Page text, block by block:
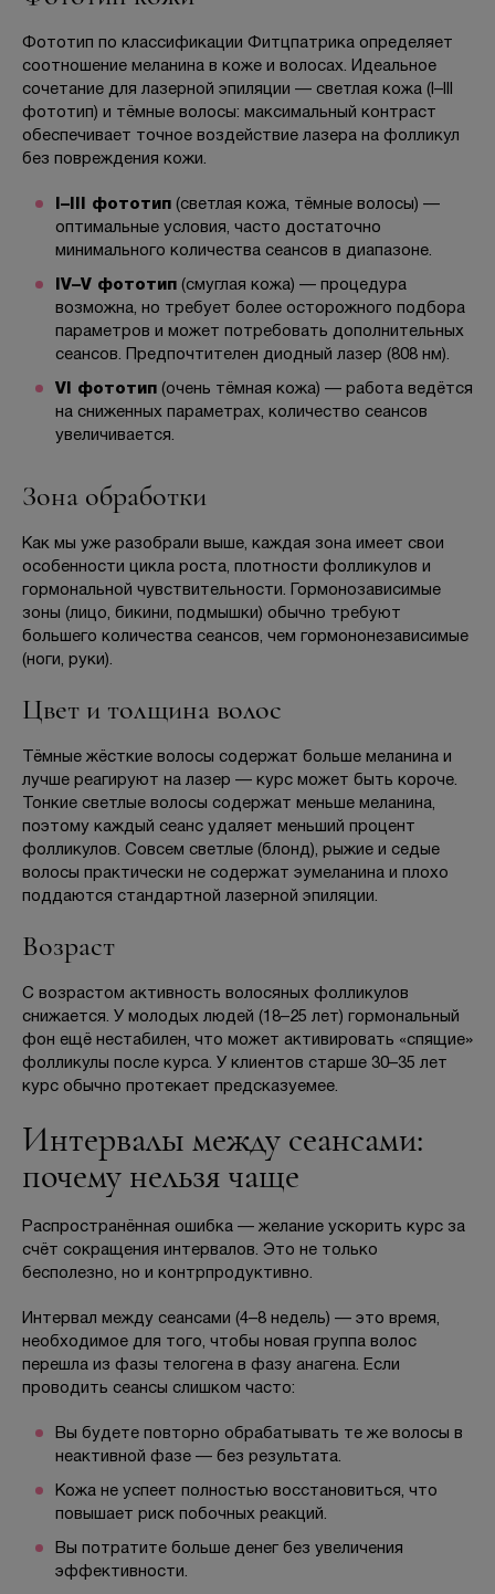
Фототип по классификации Фитцпатрика определяет
соотношение меланина в коже и волосах. Идеальное
сочетание для лазерной эпиляции — светлая кожа (I–III
фототип) и тёмные волосы: максимальный контраст
обеспечивает точное воздействие лазера на фолликул
без повреждения кожи.
I–III фототип (светлая кожа, тёмные волосы) —
оптимальные условия, часто достаточно
минимального количества сеансов в диапазоне.
IV–V фототип (смуглая кожа) — процедура
возможна, но требует более осторожного подбора
параметров и может потребовать дополнительных
сеансов. Предпочтителен диодный лазер (808 нм).
VI фототип (очень тёмная кожа) — работа ведётся
на сниженных параметрах, количество сеансов
увеличивается.
Зона обработки
Как мы уже разобрали выше, каждая зона имеет свои
особенности цикла роста, плотности фолликулов и
гормональной чувствительности. Гормонозависимые
зоны (лицо, бикини, подмышки) обычно требуют
большего количества сеансов, чем гормононезависимые
(ноги, руки).
Цвет и толщина волос
Тёмные жёсткие волосы содержат больше меланина и
лучше реагируют на лазер — курс может быть короче.
Тонкие светлые волосы содержат меньше меланина,
поэтому каждый сеанс удаляет меньший процент
фолликулов. Совсем светлые (блонд), рыжие и седые
волосы практически не содержат эумеланина и плохо
поддаются стандартной лазерной эпиляции.
Возраст
С возрастом активность волосяных фолликулов
снижается. У молодых людей (18–25 лет) гормональный
фон ещё нестабилен, что может активировать «спящие»
фолликулы после курса. У клиентов старше 30–35 лет
курс обычно протекает предсказуемее.
Интервалы между сеансами:
почему нельзя чаще
Распространённая ошибка — желание ускорить курс за
счёт сокращения интервалов. Это не только
бесполезно, но и контрпродуктивно.
Интервал между сеансами (4–8 недель) — это время,
необходимое для того, чтобы новая группа волос
перешла из фазы телогена в фазу анагена. Если
проводить сеансы слишком часто:
Вы будете повторно обрабатывать те же волосы в
неактивной фазе — без результата.
Кожа не успеет полностью восстановиться, что
повышает риск побочных реакций.
Вы потратите больше денег без увеличения
эффективности.